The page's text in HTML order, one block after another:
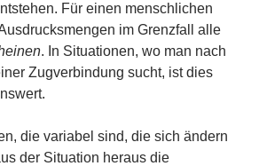
Für einen menschlichen
im Grenzfall alle
. In Situationen, wo man nach
Zugverbindung sucht, ist dies
die variabel sind, die sich ändern
der Situation heraus die